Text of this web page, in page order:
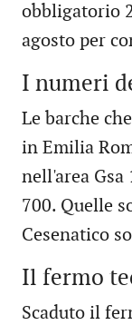
obbligatorio
agosto per
I numeri
Le barche
in Emilia
nell'area
700. Quelle
Cesenatico
Il fermo
Scaduto il